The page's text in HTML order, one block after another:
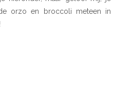
orzo en broccoli meteen in